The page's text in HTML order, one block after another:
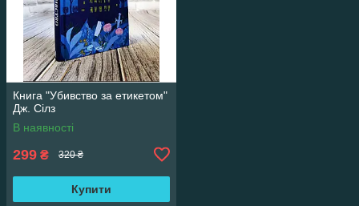
Книга "Убивство за етикетом"
Дж. Сілз
В наявності
299 ₴ 320 ₴
Купити